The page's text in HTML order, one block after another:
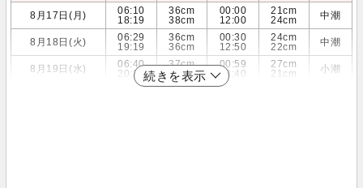
8月17日(月)
06:10
18:19
36cm
38cm
00:00
12:00
21cm
24cm
中潮
8月18日(火)
06:29
19:19
36cm
36cm
00:30
12:50
24cm
22cm
中潮
8月19日(水)
06:40
20:39
37cm
34cm
00:59
13:40
27cm
21cm
小潮
続きを表示